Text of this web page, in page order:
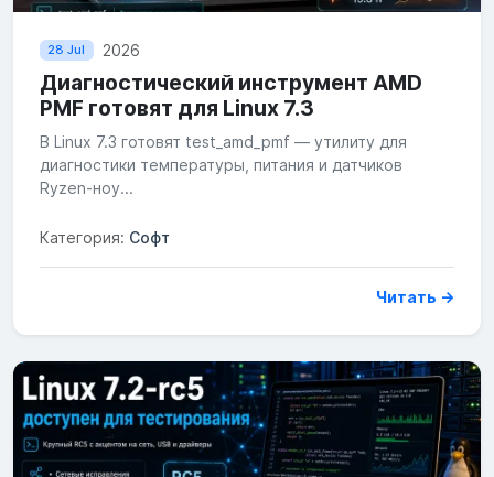
28 Jul 2026
Диагностический инструмент AMD
PMF готовят для Linux 7.3
В Linux 7.3 готовят test_amd_pmf — утилиту для
диагностики температуры, питания и датчиков
Ryzen-ноу...
Категория: Софт
Читать →